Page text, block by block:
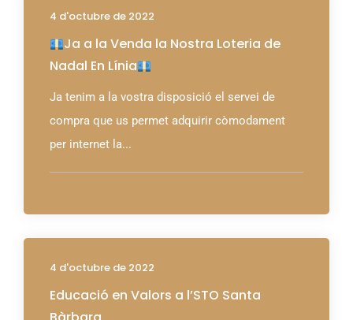
4 d'octubre de 2022
Ja a la Venda la Nostra Loteria de
Nadal En Línia
Ja tenim a la vostra disposició el servei de
compra que us permet adquirir còmodament
per internet la...
4 d'octubre de 2022
Educació en Valors a l’STO Santa